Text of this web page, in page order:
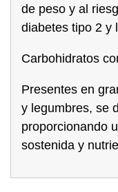
de peso y al
diabetes tipo 2 y
Carbohidratos
Presentes en
y legumbres, se
proporcionando
sostenida y